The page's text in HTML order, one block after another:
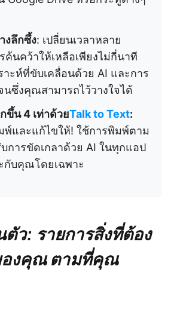
งลึกซึ้ง: เปลี่ยนเวลาหลาย
ค้นคว้าให้เหลือเพียงไม่กี่นาที
าะห์ที่ขับเคลื่อนด้วย AI และการ
นซึ่งคุณสามารถไว้วางใจได้
ขึ้น 4 เท่าด้วยTalk to Text:
และแก้ไขให้! ใช้การพิมพ์ตาม
การขัดเกลาด้วย AI ในทุกแอป
กับคุณโดยเฉพาะ
ตัว: รายการสิ่งที่ต้อง
องคุณ ตามที่คุณ